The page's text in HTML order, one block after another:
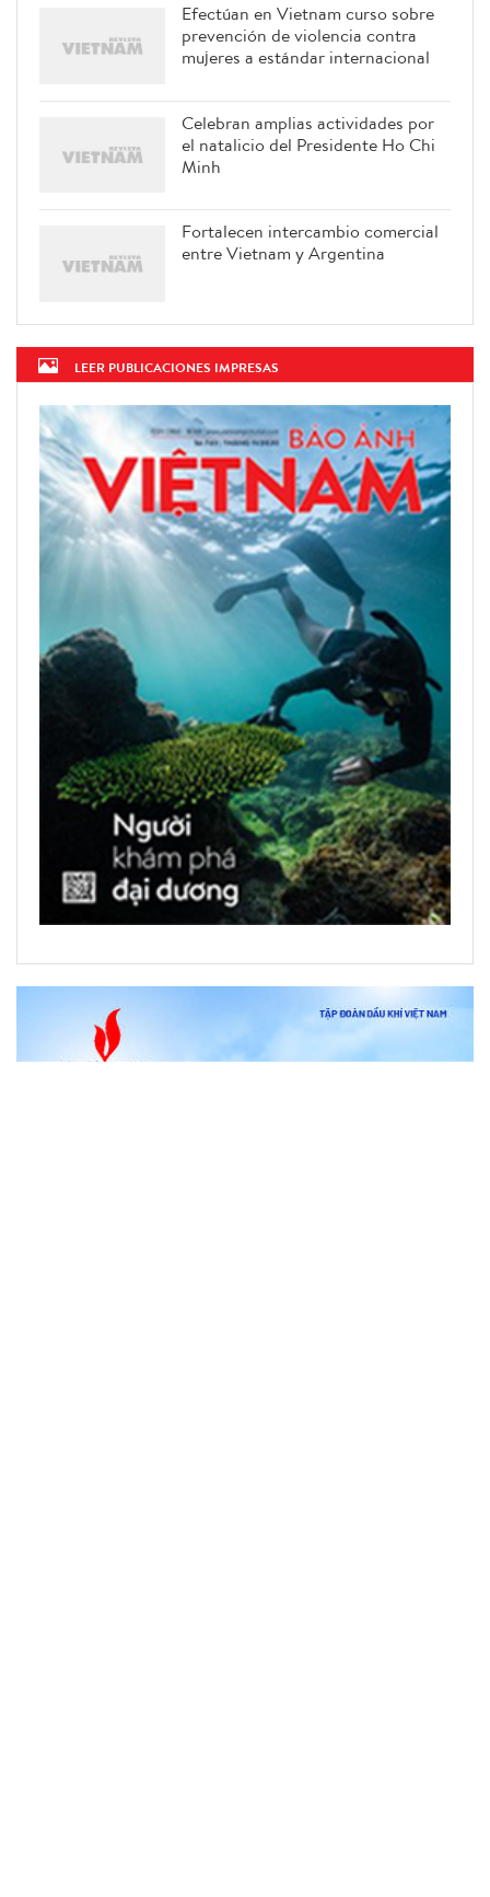
Efectúan en Vietnam curso sobre
prevención de violencia contra
mujeres a estándar internacional
Celebran amplias actividades por
el natalicio del Presidente Ho Chi
Minh
Fortalecen intercambio comercial
entre Vietnam y Argentina
LEER PUBLICACIONES IMPRESAS